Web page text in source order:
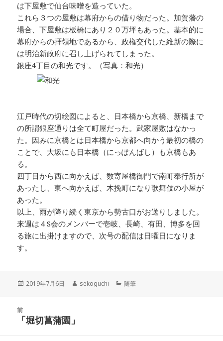
は下屋敷で仙台味噌を造っていた。
これら３つの屋敷は幕府からの借り物だった。加賀藩の
場合、下屋敷は板橋にあり２０万坪もあった。基本的に
幕府からの拝領地であるから、政権交代した維新の際に
は明治新政府に召し上げられてしまった。
銀座4丁目の和光です。（写真：和光）
江戸時代の切絵図によると、日本橋から京橋、新橋まで
の所謂銀座通りは全て町屋だった。武家屋敷はなかっ
た。因みに京橋とは日本橋から京都へ向かう最初の橋の
ことで、大坂にも日本橋（にっぽんばし）も京橋もあ
る。
四丁目から西に向かえば、数寄屋橋御門で南町奉行所が
あったし、東へ向かえば、木挽町になり歌舞伎の小屋が
あった。
以上、雨が降り続く東京から勢古口がお送りしました。
来週は４S会のメンバーで壱岐、長崎、有田、博多を回
る旅に出掛けますので、次号の配信は日曜日になりま
す。
投
2019年7月6日
作
sekoguchi
カ
随筆
前
前「堀切菖蒲園」